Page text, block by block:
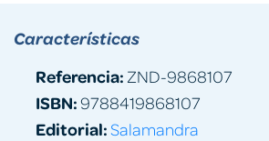
Características
Referencia: ZND-9868107
ISBN:9788419868107
Editorial:Salamandra